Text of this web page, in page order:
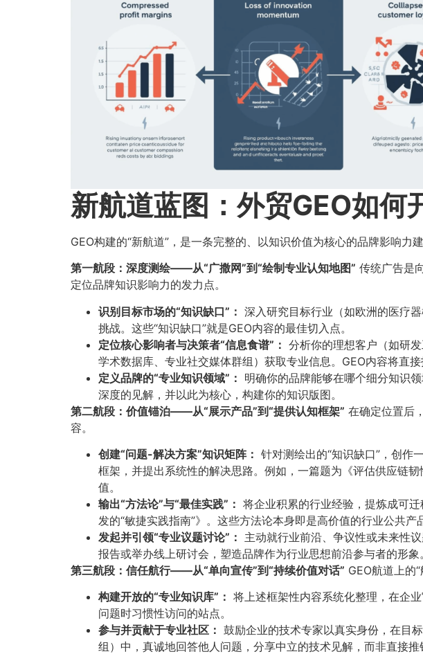
新航道蓝图：外贸GEO如何
GEO构建的“新航道”，是一条完整的、以知识价值为核心的品牌影响
第一航段：深度测绘——从“广撒网”到“绘制专业认知地图”​ 传统广告是
定位品牌知识影响力的发力点。
识别目标市场的“知识缺口”：​ 深入研究目标行业（如欧洲的医疗
挑战。这些“知识缺口”就是GEO内容的最佳切入点。
定位核心影响者与决策者“信息食谱”：​ 分析你的理想客户（如研
学术数据库、专业社交媒体群组）获取专业信息。GEO内容将直接
定义品牌的“专业知识领域”：​ 明确你的品牌能够在哪个细分知识
深度的见解，并以此为核心，构建你的知识版图。
第二航段：价值锚泊——从“展示产品”到“提供认知框架”​ 在确定位置后
容。
创建“问题-解决方案”知识矩阵：​ 针对测绘出的“知识缺口”，创作
框架，并提出系统性的解决思路。例如，一篇题为《评估供应链
值。
输出“方法论”与“最佳实践”：​ 将企业积累的行业经验，提炼成可
发的“敏捷实践指南”》。这些方法论本身即是高价值的行业公共产
发起并引领“专业议题讨论”：​ 主动就行业前沿、争议性或未来性
报告或举办线上研讨会，塑造品牌作为行业思想前沿参与者的形象。
第三航段：信任航行——从“单向宣传”到“持续价值对话”​ GEO航道上的
构建开放的“专业知识库”：​ 将上述框架性内容系统化整理，在企
问题时习惯性访问的站点。
参与并贡献于专业社区：​ 鼓励企业的技术专家以真实身份，在目
组）中，真诚地回答他人问题，分享中立的技术见解，而非直接